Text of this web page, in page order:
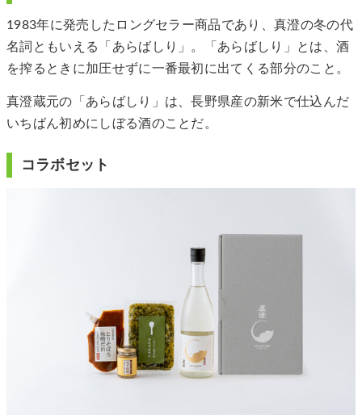
1983年に発売したロングセラー商品であり、真澄の冬の代
名詞ともいえる「あらばしり」。「あらばしり」とは、酒
を搾るときに加圧せずに一番最初に出てくる部分のこと。
真澄蔵元の「あらばしり」は、長野県産の新米で仕込んだ
いちばん初めにしぼる酒のことだ。
コラボセット